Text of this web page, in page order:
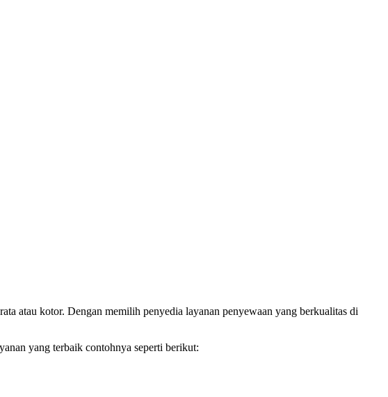
atau kotor. Dengan memilih penyedia layanan penyewaan yang berkualitas di
yang terbaik contohnya seperti berikut: